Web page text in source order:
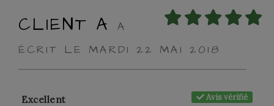
CLIENT A
A
ÉCRIT LE MARDI 22 MAI 2018
Avis vérifié
Excellent